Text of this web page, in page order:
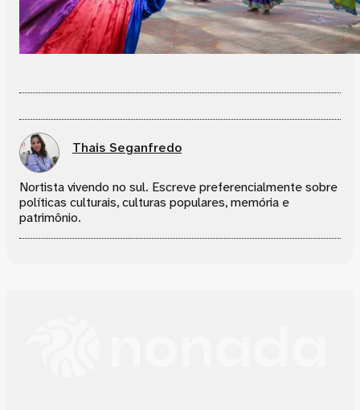
Thais Seganfredo
Nortista vivendo no sul. Escreve preferencialmente sobre
políticas culturais, culturas populares, memória e
patrimônio.